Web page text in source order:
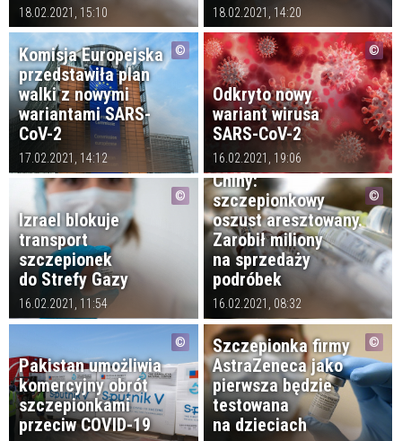
18.02.2021, 15:10 18.02.2021, 14:20
Komisja Europejska
przedstawiła plan
walki z nowymi
wariantami SARS-
CoV-2
17.02.2021, 14:12
Odkryto nowy
wariant wirusa
SARS-CoV-2
16.02.2021, 19:06
Izrael blokuje
transport
szczepionek
do Strefy Gazy
16.02.2021, 11:54
Chiny:
szczepionkowy
oszust aresztowany.
Zarobił miliony
na sprzedaży
podróbek
16.02.2021, 08:32
Pakistan umożliwia
komercyjny obrót
szczepionkami
przeciw COVID-19
Szczepionka firmy
AstraZeneca jako
pierwsza będzie
testowana
na dzieciach